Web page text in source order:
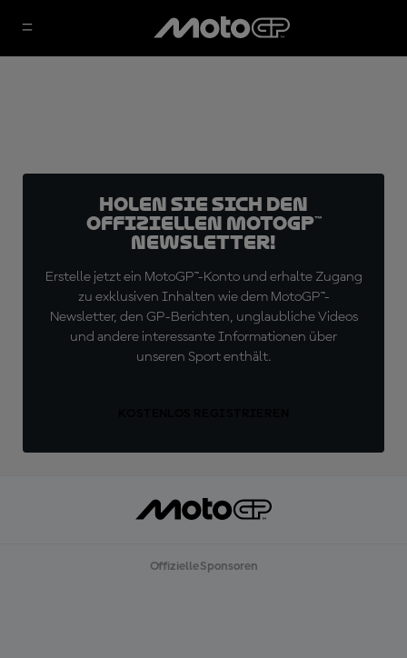
Holen Sie sich den
offiziellen MotoGP™
Newsletter!
Erstelle jetzt ein MotoGP™-Konto und erhalte Zugang
zu exklusiven Inhalten wie dem MotoGP™-
Newsletter, den GP-Berichten, unglaubliche Videos
und andere interessante Informationen über
unseren Sport enthält.
Offizielle Sponsoren